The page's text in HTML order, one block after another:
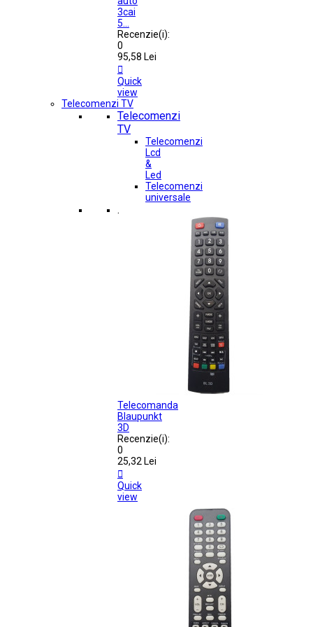
3cai
5...
Recenzie(i):
0
95,58 Lei

Quick
view
Telecomenzi TV
Telecomenzi
TV
Telecomenzi
Lcd
&
Led
Telecomenzi
universale
.
Telecomanda
Blaupunkt
3D
Recenzie(i):
0
25,32 Lei

Quick
view